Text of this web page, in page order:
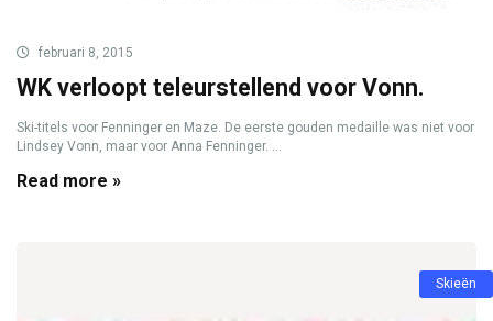
februari 8, 2015
WK verloopt teleurstellend voor Vonn.
Ski-titels voor Fenninger en Maze. De eerste gouden medaille was niet voor
Lindsey Vonn, maar voor Anna Fenninger. ...
Read more »
Skieën